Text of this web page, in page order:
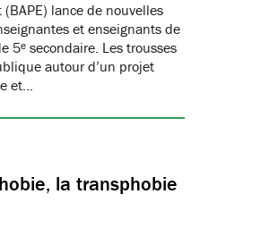
lance de nouvelles
et enseignants de
5ᵉ secondaire. Les trousses
autour d’un projet
et…
la transphobie